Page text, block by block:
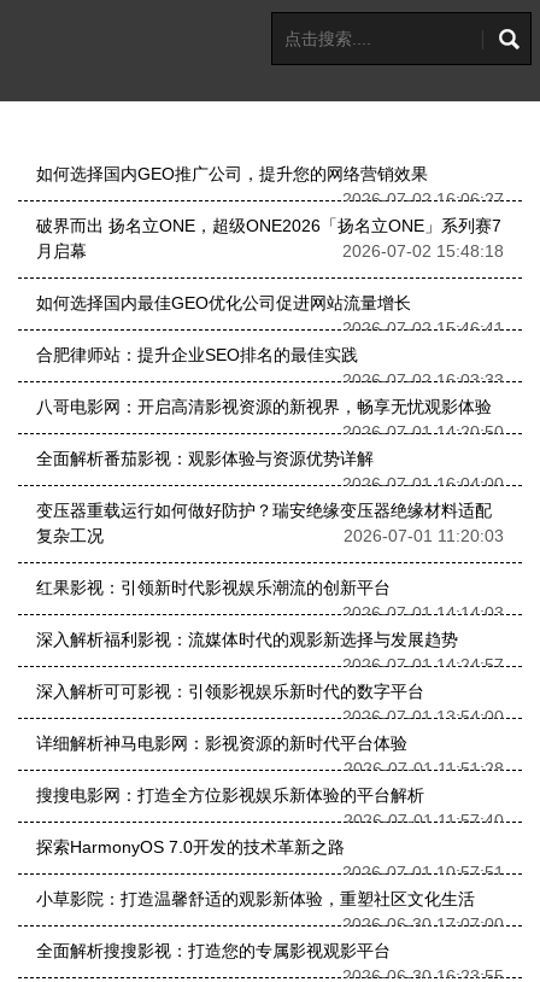
如何选择国内GEO推广公司，提升您的网络营销效果
2026-07-02 16:06:27
破界而出 扬名立ONE，超级ONE2026「扬名立ONE」系列赛7
月启幕
2026-07-02 15:48:18
如何选择国内最佳GEO优化公司促进网站流量增长
2026-07-02 15:46:41
合肥律师站：提升企业SEO排名的最佳实践
2026-07-02 16:03:33
八哥电影网：开启高清影视资源的新视界，畅享无忧观影体验
2026-07-01 14:20:50
全面解析番茄影视：观影体验与资源优势详解
2026-07-01 16:04:00
变压器重载运行如何做好防护？瑞安绝缘变压器绝缘材料适配
复杂工况
2026-07-01 11:20:03
红果影视：引领新时代影视娱乐潮流的创新平台
2026-07-01 14:14:03
深入解析福利影视：流媒体时代的观影新选择与发展趋势
2026-07-01 14:24:57
深入解析可可影视：引领影视娱乐新时代的数字平台
2026-07-01 13:54:00
详细解析神马电影网：影视资源的新时代平台体验
2026-07-01 11:51:28
搜搜电影网：打造全方位影视娱乐新体验的平台解析
2026-07-01 11:57:40
探索HarmonyOS 7.0开发的技术革新之路
2026-07-01 10:57:51
小草影院：打造温馨舒适的观影新体验，重塑社区文化生活
2026-06-30 17:07:00
全面解析搜搜影视：打造您的专属影视观影平台
2026-06-30 16:23:55